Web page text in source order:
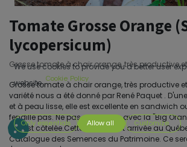
Tomate Grosse Orange
lycopersicum)
Grosse tomate à chair orange, très productive
Grosse tomate à chair orange, très productive
variété nous a été donné par René Paquet .
et à peau lisse, elle est excellente en sandwich
fendille pas. Ne pas confondre avec la ''Big
qui est côtelée.Cette tomate est arrivée au
Catalogue des Semences du Patrimoine. Ce
We use cookies to provide you a better user
website. Cookie Policy
Only essentials Allow all Customize